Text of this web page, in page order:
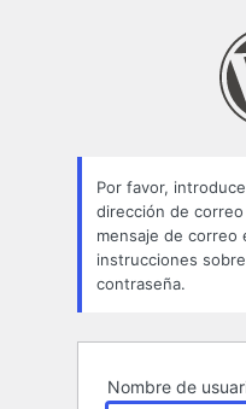
Por favor,
dirección de
mensaje de correo
instrucciones
contraseña.
Nombre de